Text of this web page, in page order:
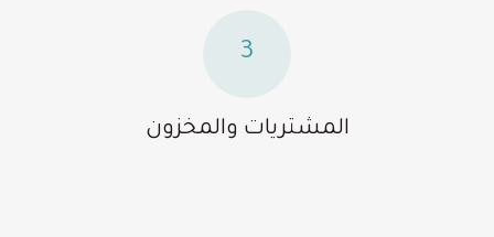
3
المشتريات والمخزون